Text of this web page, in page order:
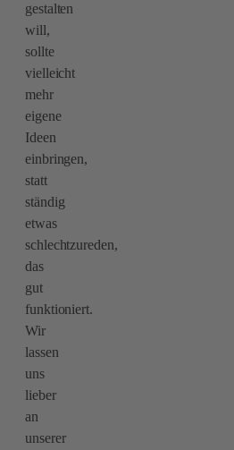
gestalten
will,
sollte
vielleicht
mehr
eigene
Ideen
einbringen,
statt
ständig
etwas
schlechtzureden,
das
gut
funktioniert.
Wir
lassen
uns
lieber
an
unserer